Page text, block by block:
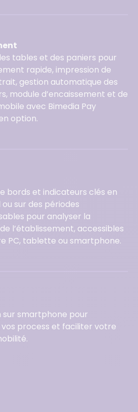
tables et des paniers pour
rapide, impression de
gestion automatique des
module d’encaissement et de
avec Bimedia Pay
option.
bords et indicateurs clés en
sur des périodes
pour analyser la
l’établissement, accessibles
PC, tablette ou smartphone.
sur smartphone pour
process et faciliter votre